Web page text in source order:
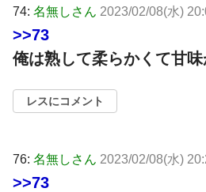
74: 名無しさん 2023/02/08(水)
>>73
俺は熟して柔らかくて甘
レスにコメント
76: 名無しさん 2023/02/08(水)
>>73